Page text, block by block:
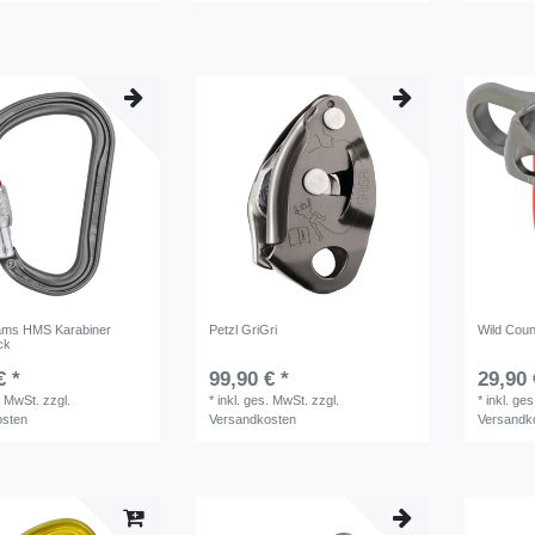
HMS Karabiner
*
zzgl.
Petzl GriGri
99,90 € *
*inkl. ges. MwSt. zzgl.
Versandkosten
Wild
29,90
*inkl.